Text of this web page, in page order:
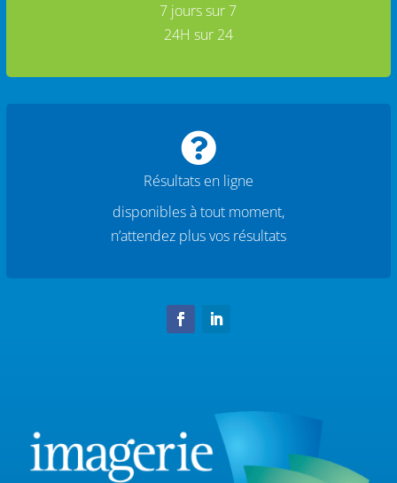
7 jours sur 7
24H sur 24

Résultats en ligne
disponibles à tout moment,
n’attendez plus vos résultats